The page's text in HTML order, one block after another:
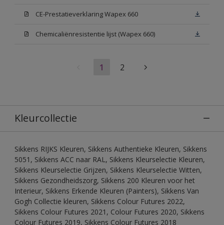
CE-Prestatieverklaring Wapex 660
Chemicaliënresistentie lijst (Wapex 660)
1 2
Kleurcollectie
Sikkens RIJKS Kleuren, Sikkens Authentieke Kleuren, Sikkens
5051, Sikkens ACC naar RAL, Sikkens Kleurselectie Kleuren,
Sikkens Kleurselectie Grijzen, Sikkens Kleurselectie Witten,
Sikkens Gezondheidszorg, Sikkens 200 Kleuren voor het
Interieur, Sikkens Erkende Kleuren (Painters), Sikkens Van
Gogh Collectie kleuren, Sikkens Colour Futures 2022,
Sikkens Colour Futures 2021, Colour Futures 2020, Sikkens
Colour Futures 2019, Sikkens Colour Futures 2018